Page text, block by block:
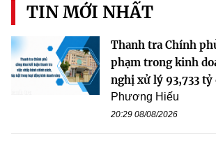
TIN MỚI NHẤT
Thanh tra Chính
phạm trong kinh
nghị xử lý 93,733 tỷ
Phương Hiếu
20:29 08/08/2026